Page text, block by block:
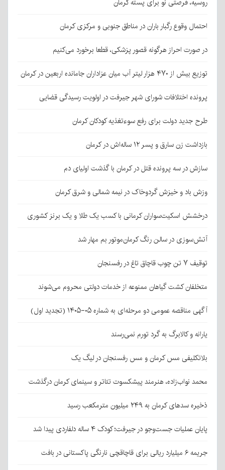
روسیه، فرصتی نو برای پسته کرمان
احتمال وقوع رگبار باران در مناطق جنوبی و مرکزی کرمان
در صورت احراز هرگونه قصور پزشکی، قطعا برخورد می‌کنیم
توزیع بیش از ۴۷۰ هزار لیتر آب میان عزاداران جامانده اربعین در کرمان
پرونده اختلافات شورای شهر جیرفت در اولویت رسیدگی قضایی
طرح جدید دولت برای رفع سوءتغذیه کودکان کرمان
بازداشت زن سارق و پسر ۱۲ ساله‌اش در کرمان
سازش در سه پرونده قتل در کرمان با گذشت اولیای دم
وزش باد و خیزش گردوخاک در نیمه شمالی و شرق کرمان
درخشش اسکیت‌سواران کرمانی با کسب یک طلا و یک برنز کشوری
آتش‌سوزی در سالن رنگ کرمان‌موتور بم مهار شد
توقیف ۷ تن چوب قاچاق تاغ در رفسنجان
متخلفان کشت گیاهان ممنوعه از خدمات دولتی محروم می‌شوند
آگهی مناقصه عمومی دو مرحله‌ای به شماره ۰۵-۱۴۰۵ (تجدید اول)
یارانه و کالابرگ به گرد تورم نمی‌رسند
بلاتکلیفی مس کرمان و مس رفسنجان در لیگ یک
محمد نواب‌زاده، هنرمند پیشکسوت تئاتر و سینمای کرمان درگذشت
ذخیره سدهای کرمان به ۲۴۹ میلیون مترمکعب رسید
پایان عملیات جست‌وجو در جیرفت؛ کودک ۴ ساله دلفاردی پیدا شد
جریمه ۶ میلیارد ریالی برای قاچاقچی نارنگی پاکستانی در بافت